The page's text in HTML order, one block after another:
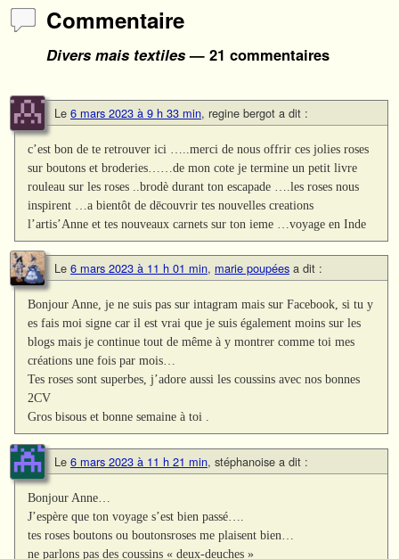
Commentaire
Divers mais textiles— 21 commentaires
Le 6 mars 2023 à 9 h 33 min, regine bergot a dit :
c’est bon de te retrouver ici …..merci de nous offrir ces jolies roses
sur boutons et broderies……de mon cote je termine un petit livre
rouleau sur les roses ..brodè durant ton escapade ….les roses nous
inspirent …a bientôt de dēcouvrir tes nouvelles creations
l’artis’Anne et tes nouveaux carnets sur ton ieme …voyage en Inde
Le 6 mars 2023 à 11 h 01 min, marie poupées a dit :
Bonjour Anne, je ne suis pas sur intagram mais sur Facebook, si tu y
es fais moi signe car il est vrai que je suis également moins sur les
blogs mais je continue tout de même à y montrer comme toi mes
créations une fois par mois…
Tes roses sont superbes, j’adore aussi les coussins avec nos bonnes
2CV
Gros bisous et bonne semaine à toi .
Le 6 mars 2023 à 11 h 21 min, stéphanoise a dit :
Bonjour Anne…
J’espère que ton voyage s’est bien passé….
tes roses boutons ou boutonsroses me plaisent bien…
ne parlons pas des coussins « deux-deuches »